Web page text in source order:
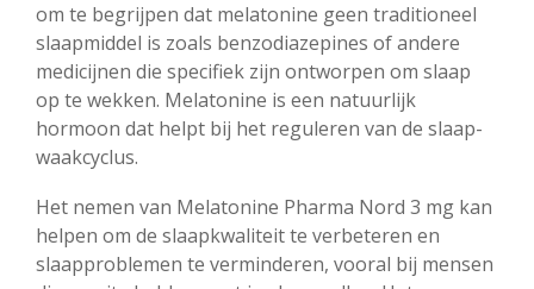
om te begrijpen dat melatonine geen traditioneel
slaapmiddel is zoals benzodiazepines of andere
medicijnen die specifiek zijn ontworpen om slaap
op te wekken. Melatonine is een natuurlijk
hormoon dat helpt bij het reguleren van de slaap-
waakcyclus.
Het nemen van Melatonine Pharma Nord 3 mg kan
helpen om de slaapkwaliteit te verbeteren en
slaapproblemen te verminderen, vooral bij mensen